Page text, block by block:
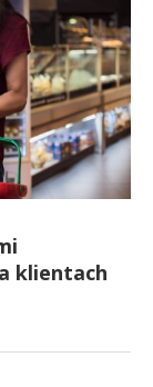
klientach